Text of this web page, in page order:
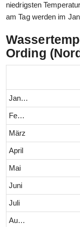
niedrigsten
am Tag werden im
Ording
Januar
Februar
März
April
Mai
Juni
Juli
August